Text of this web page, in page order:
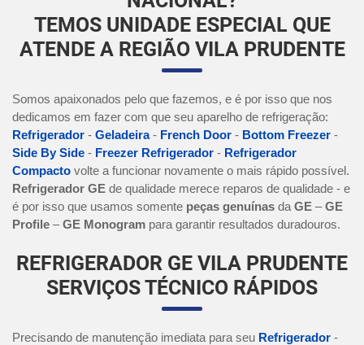
TEMOS UNIDADE ESPECIAL QUE
ATENDE A REGIÃO VILA PRUDENTE
Somos apaixonados pelo que fazemos, e é por isso que nos
dedicamos em fazer com que seu aparelho de refrigeração:
Refrigerador - Geladeira- French Door - Bottom Freezer -
Side By Side - Freezer Refrigerador - Refrigerador
Compacto volte a funcionar novamente o mais rápido possível.
Refrigerador GE de qualidade merece reparos de qualidade - e
é por isso que usamos somente peças genuínas da GE –GE
Profile –GE Monogram para garantir resultados duradouros.
REFRIGERADOR GE VILA PRUDENTE
SERVIÇOS TÉCNICO RÁPIDOS
Precisando de manutenção imediata para seu Refrigerador -